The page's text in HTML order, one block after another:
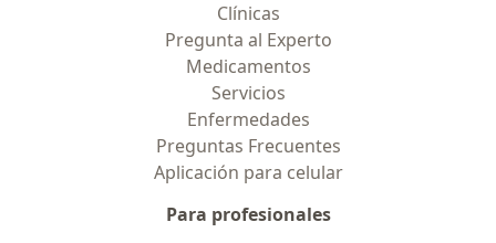
Clínicas
Pregunta al Experto
Medicamentos
Servicios
Enfermedades
Preguntas Frecuentes
Aplicación para celular
Para profesionales